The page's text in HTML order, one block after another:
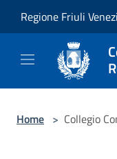
Regione Friuli
Home > Collegio